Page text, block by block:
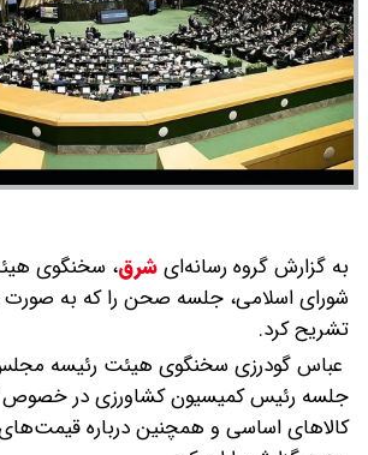
به گزارش گروه رسانه‌ایشرق، سخنگوی
شورای اسلامی، جلسه صحن را که به صورت
تشریح کرد.
عباس گودرزی سخنگوی هیئت رئیسه
جلسه رئیس کمیسیون کشاورزی در
کالا‌های اساسی و همچنین درباره